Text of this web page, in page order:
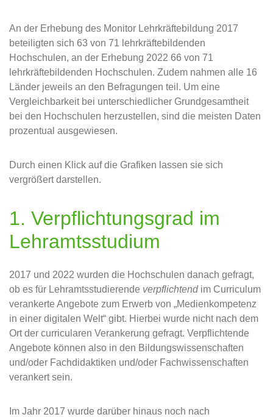
An der Erhebung des Monitor Lehrkräftebildung 2017
beteiligten sich 63 von 71 lehrkräftebildenden
Hochschulen, an der Erhebung 2022 66 von 71
lehrkräftebildenden Hochschulen. Zudem nahmen alle 16
Länder jeweils an den Befragungen teil. Um eine
Vergleichbarkeit bei unterschiedlicher Grundgesamtheit
bei den Hochschulen herzustellen, sind die meisten Daten
prozentual ausgewiesen.
Durch einen Klick auf die Grafiken lassen sie sich
vergrößert darstellen.
1. Verpflichtungsgrad im
Lehramtsstudium
2017 und 2022 wurden die Hochschulen danach gefragt,
ob es für Lehramtsstudierende verpflichtendim Curriculum
verankerte Angebote zum Erwerb von „Medienkompetenz
in einer digitalen Welt“ gibt. Hierbei wurde nicht nach dem
Ort der curricularen Verankerung gefragt. Verpflichtende
Angebote können also in den Bildungswissenschaften
und/oder Fachdidaktiken und/oder Fachwissenschaften
verankert sein.
Im Jahr 2017 wurde darüber hinaus noch nach